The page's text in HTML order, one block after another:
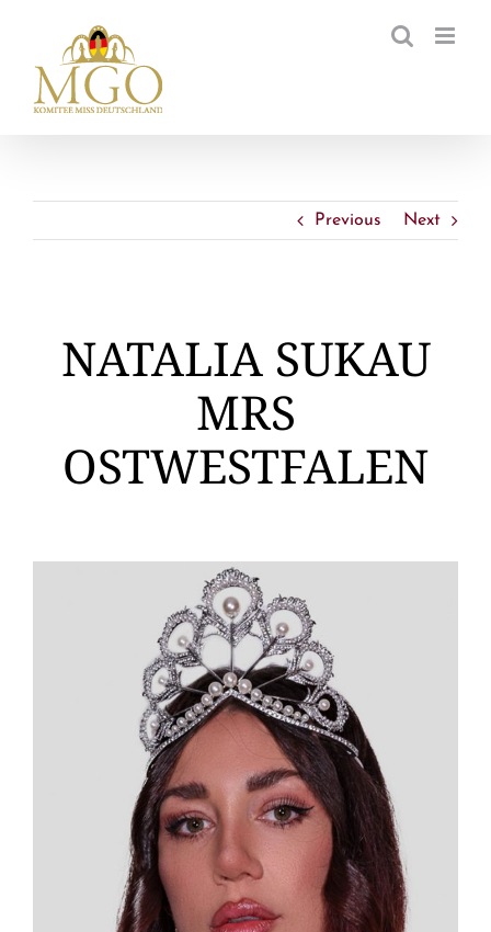
springen
Previous Next
NATALIA SUKAU
MRS
OSTWESTFALEN